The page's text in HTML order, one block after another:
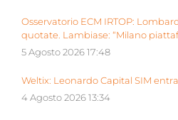
Osservatorio ECM IRTOP:
quotate. Lambiase: “Milano
5 Agosto 2026 17:48
Weltix: Leonardo Capital SIM
4 Agosto 2026 13:34